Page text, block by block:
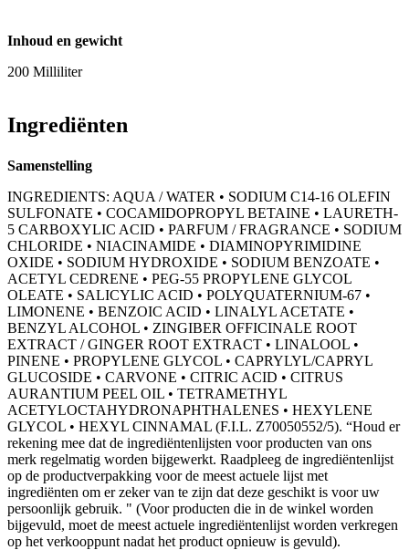
Inhoud en gewicht
200 Milliliter
Ingrediënten
Samenstelling
INGREDIENTS: AQUA / WATER • SODIUM C14-16 OLEFIN
SULFONATE • COCAMIDOPROPYL BETAINE • LAURETH-
5 CARBOXYLIC ACID • PARFUM / FRAGRANCE • SODIUM
CHLORIDE • NIACINAMIDE • DIAMINOPYRIMIDINE
OXIDE • SODIUM HYDROXIDE • SODIUM BENZOATE •
ACETYL CEDRENE • PEG-55 PROPYLENE GLYCOL
OLEATE • SALICYLIC ACID • POLYQUATERNIUM-67 •
LIMONENE • BENZOIC ACID • LINALYL ACETATE •
BENZYL ALCOHOL • ZINGIBER OFFICINALE ROOT
EXTRACT / GINGER ROOT EXTRACT • LINALOOL •
PINENE • PROPYLENE GLYCOL • CAPRYLYL/CAPRYL
GLUCOSIDE • CARVONE • CITRIC ACID • CITRUS
AURANTIUM PEEL OIL • TETRAMETHYL
ACETYLOCTAHYDRONAPHTHALENES • HEXYLENE
GLYCOL • HEXYL CINNAMAL (F.I.L. Z70050552/5). “Houd er
rekening mee dat de ingrediëntenlijsten voor producten van ons
merk regelmatig worden bijgewerkt. Raadpleeg de ingrediëntenlijst
op de productverpakking voor de meest actuele lijst met
ingrediënten om er zeker van te zijn dat deze geschikt is voor uw
persoonlijk gebruik. " (Voor producten die in de winkel worden
bijgevuld, moet de meest actuele ingrediëntenlijst worden verkregen
op het verkooppunt nadat het product opnieuw is gevuld).